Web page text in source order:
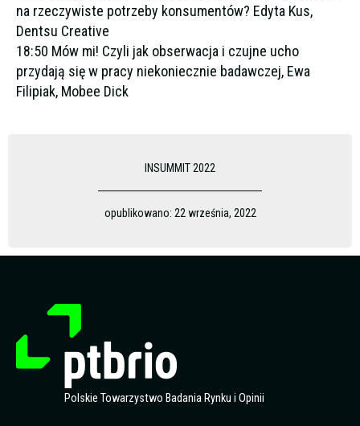
na rzeczywiste potrzeby konsumentów? Edyta Kus,
Dentsu Creative
18:50 Mów mi! Czyli jak obserwacja i czujne ucho
przydają się w pracy niekoniecznie badawczej, Ewa
Filipiak, Mobee Dick
INSUMMIT 2022
opublikowano: 22 września, 2022
Polskie Towarzystwo Badania Rynku i Opinii